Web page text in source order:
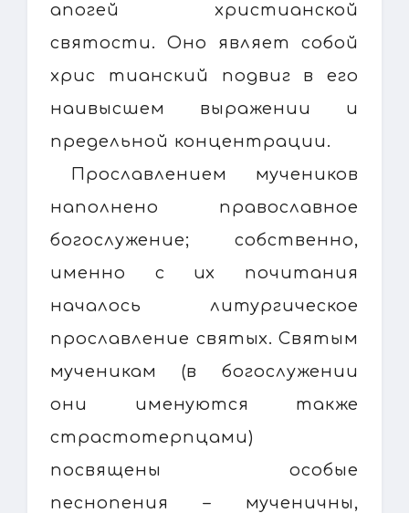
апогей христианской
святости. Оно являет собой
хрис тианский подвиг в его
наивысшем выражении и
предельной концентрации.
Прославлением мучеников
наполнено православное
богослужение; собственно,
именно с их почитания
началось литургическое
прославление святых. Святым
мученикам (в богослужении
они именуются также
страстотерпцами)
посвящены особые
песнопения – мученичны,